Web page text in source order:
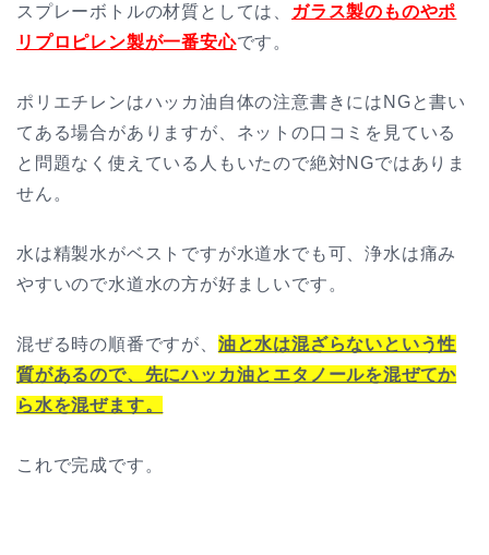
スプレーボトルの材質としては、
ガラス製のものやポ
リプロピレン製が一番安心です。
ポリエチレンはハッカ油自体の注意書きにはNGと書い
てある場合がありますが、ネットの口コミを見ている
と問題なく使えている人もいたので絶対NGではありま
せん。
水は精製水がベストですが水道水でも可、浄水は痛み
やすいので水道水の方が好ましいです。
混ぜる時の順番ですが、 油と水は混ざらないという性
質があるので、先にハッカ油とエタノールを混ぜてか
ら水を混ぜます。
これで完成です。